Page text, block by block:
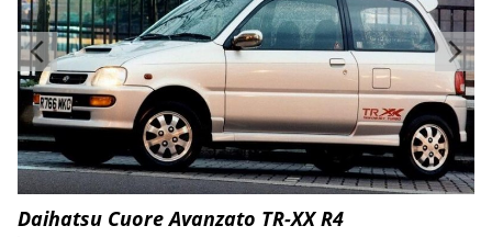
Daihatsu Cuore Avanzato TR-XX R4